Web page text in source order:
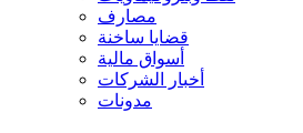
مصارف
قضايا ساخنة
أسواق مالية
أخبار الشركات
مدونات